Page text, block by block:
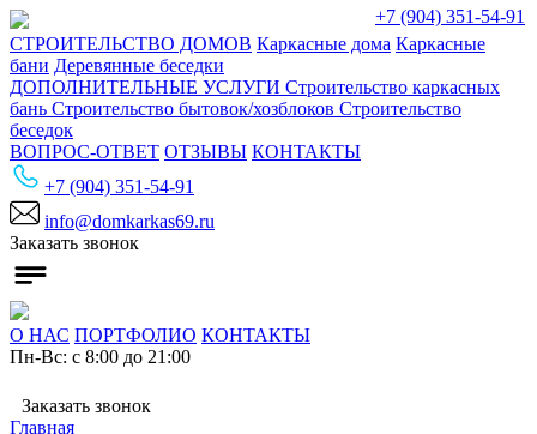
СТРОИТЕЛЬСТВО ДОМОВ Каркасные дома Каркасные
бани Деревянные беседки
ДОПОЛНИТЕЛЬНЫЕ УСЛУГИ Строительство каркасных
бань Строительство бытовок/хозблоков Строительство
беседок
ВОПРОС-ОТВЕТ ОТЗЫВЫ КОНТАКТЫ
+7 (904) 351-54-91
info@domkarkas69.ru
Заказать звонок
О НАС ПОРТФОЛИО КОНТАКТЫ
Пн-Вс: с 8:00 до 21:00
+7 (904) 351-54-91
Заказать звонок
Главная